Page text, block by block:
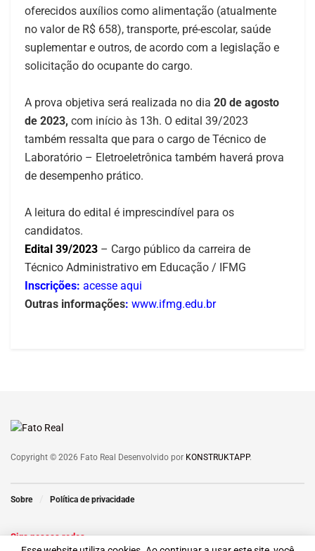
oferecidos auxílios como alimentação (atualmente
no valor de R$ 658), transporte, pré-escolar, saúde
suplementar e outros, de acordo com a legislação e
solicitação do ocupante do cargo.
A prova objetiva será realizada no dia 20 de agosto
de 2023, com início às 13h. O edital 39/2023
também ressalta que para o cargo de Técnico de
Laboratório – Eletroeletrônica também haverá prova
de desempenho prático.
A leitura do edital é imprescindível para os
candidatos.
Edital 39/2023 – Cargo público da carreira de
Técnico Administrativo em Educação / IFMG
Inscrições: acesse aqui
Outras informações: www.ifmg.edu.br
Copyright © 2026 Fato Real Desenvolvido por KONSTRUKTAPP.
Sobre Política de privacidade
Siga nossas redes